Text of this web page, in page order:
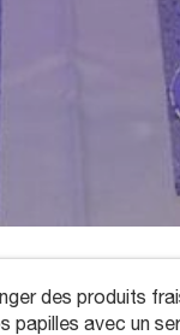
des produits
papilles avec un